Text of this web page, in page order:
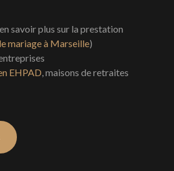
savoir plus sur la prestation
mariage à Marseille)
EHPAD, maisons de retraites